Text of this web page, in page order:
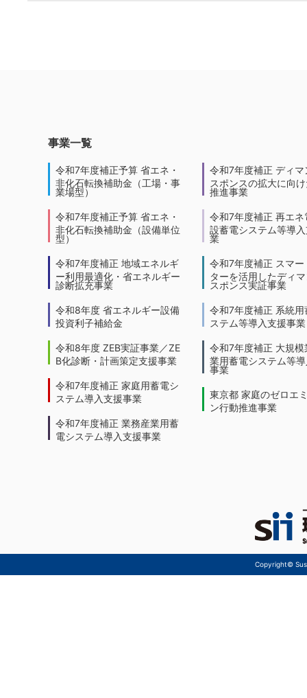
事業一覧
令和7年度補正予算 省エネ・
非化石転換補助金（工場・事
業場型）
令和7年度補正予算 省エネ・
非化石転換補助金（設備単位
型）
令和7年度補正 地域エネルギ
ー利用最適化・省エネルギー
診断拡充事業
令和8年度 省エネルギー設備
投資利子補給金
令和8年度 ZEB実証事業／ZE
B化診断・計画策定支援事業
令和7年度補正 家庭用蓄電シ
ステム導入支援事業
令和7年度補正 業務産業用蓄
電システム導入支援事業
令和7年度補正 ディマ
スポンスの拡大に向
推進事業
令和7年度補正 再エネ
設蓄電システム等導
業
令和7年度補正 スマー
ターを活用したディ
スポンス実証事業
令和7年度補正 系統用
ステム等導入支援事業
令和7年度補正 大規模
業用蓄電システム等
事業
東京都 家庭のゼロエ
ン行動推進事業
Copyright©